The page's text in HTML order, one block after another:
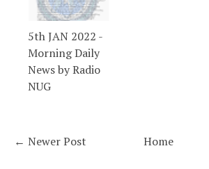
5th JAN 2022 -
Morning Daily
News by Radio
NUG
← Newer Post Home